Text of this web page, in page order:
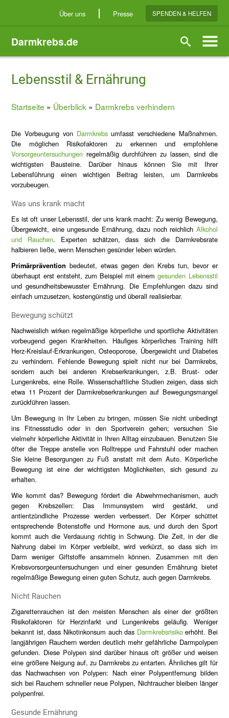
Über uns Presse SPENDEN & HELFEN
Darmkrebs.de
Lebensstil & Ernährung
Startseite Überblick Darmkrebs verhindern
Die Vorbeugung von Darmkrebsumfasst verschiedene Maßnahmen.
Die möglichen Risikofaktoren zu erkennen und empfohlene
Vorsorgeuntersuchungen regelmäßig durchführen zu lassen, sind die
wichtigsten Bausteine. Darüber hinaus können Sie mit Ihrer
Lebensführung einen wichtigen Beitrag leisten, um Darmkrebs
vorzubeugen.
Was uns krank macht
Es ist oft unser Lebensstil, der uns krank macht: Zu wenig Bewegung,
Übergewicht, eine ungesunde Ernährung, dazu noch reichlich Alkohol
und Rauchen. Experten schätzen, dass sich die Darmkrebsrate
halbieren ließe, wenn Menschen gesünder leben würden.
Primärprävention bedeutet, etwas gegen den Krebs tun, bevor er
überhaupt erst entsteht, zum Beispiel mit einemgesunden Lebensstil
und gesundheitsbewusster Ernährung. Die Empfehlungen dazu sind
einfach umzusetzen, kostengünstig und überall realisierbar.
Bewegung schützt
Nachweislich wirken regelmäßige körperliche und sportliche Aktivitäten
vorbeugend gegen Krankheiten. Häufiges körperliches Training hilft
Herz-Kreislauf-Erkrankungen, Osteoporose, Übergewicht und Diabetes
zu verhindern. Fehlende Bewegung spielt nicht nur bei Darmkrebs,
sondern auch bei anderen Krebserkrankungen, z.B. Brust- oder
Lungenkrebs, eine Rolle. Wissenschaftliche Studien zeigen, dass sich
etwa 11 Prozent der Darmkrebserkrankungen auf Bewegungsmangel
zurückführen lassen.
Um Bewegung in Ihr Leben zu bringen, müssen Sie nicht unbedingt
ins Fitnessstudio oder in den Sportverein gehen; versuchen Sie
vielmehr körperliche Aktivität in Ihren Alltag einzubauen. Benutzen Sie
öfter die Treppe anstelle von Rolltreppe und Fahrstuhl oder machen
Sie kleine Besorgungen zu Fuß anstatt mit dem Auto. Körperliche
Bewegung ist eine der wichtigsten Möglichkeiten, sich gesund zu
erhalten.
Wie kommt das? Bewegung fördert die Abwehrmechanismen, auch
gegen Krebszellen: Das Immunsystem wird gestärkt, und
antientzündliche Prozesse werden verbessert. Der Körper schüttet
entsprechende Botenstoffe und Hormone aus, und durch den Sport
kommt auch die Verdauung richtig in Schwung. Die Zeit, in der die
Nahrung dabei im Körper verbleibt, wird verkürzt, so dass sich im
Darm weniger Giftstoffe ansammeln können. Zusammen mit den
Krebsvorsorgeuntersuchungen und einer gesunden Ernährung bietet
regelmäßige Bewegung einen guten Schutz, auch gegen Darmkrebs.
Nicht Rauchen
Zigarettenrauchen ist den meisten Menschen als einer der größten
Risikofaktoren für Herzinfarkt und Lungenkrebs geläufig. Weniger
bekannt ist, dass Nikotinkonsum auch das Darmkrebsrisikoerhöht. Bei
langjährigen Rauchern werden deutlich mehr gefährliche Darmpolypen
gefunden. Diese Polypen sind darüber hinaus oft größer und weisen
eine größere Neigung auf, zu Darmkrebs zu entarten. Ähnliches gilt für
das Nachwachsen von Polypen: Nach einer Polypentfernung bilden
sich bei Rauchern schneller neue Polypen, Nichtraucher bleiben länger
polypenfrei.
Gesunde Ernährung